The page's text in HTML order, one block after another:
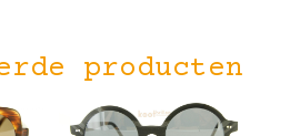
producten